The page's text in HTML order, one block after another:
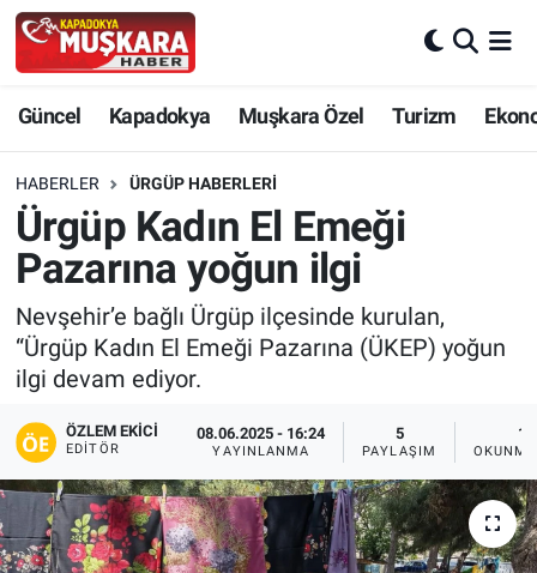
Güncel Kapadokya Muşkara Özel Turizm
HABERLER ÜRGÜP HABERLERI
Ürgüp Kadın El Emeği
Pazarına yoğun ilgi
Nevşehir’e bağlı Ürgüp ilçesinde kurulan,
“Ürgüp Kadın El Emeği Pazarına (ÜKEP) yoğun
ilgi devam ediyor.
ÖZLEM EKICI
EDITÖR
08.06.2025 - 16:24
YAYINLANMA
5
PAYLAŞIM
1
Güncel
SEÇİM
Muşkara Özel
Ekonomi
Kapadokya
Turizm
Kültür - Sanat
Nevşehir Hava Durumu
Nevşehir Trafik Yoğunluk Haritası
Süper Lig Puan Durumu ve Fikstür
Tüm Manşetler
Son Dakika Haberleri
Haber Arşivi